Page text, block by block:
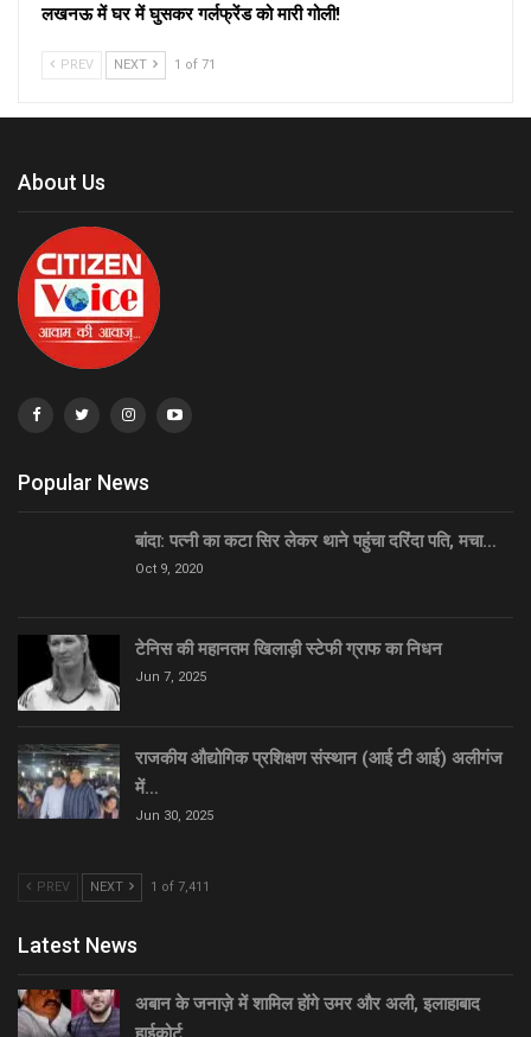
लखनऊ में घर में घुसकर गर्लफ्रेंड को मारी गोली!
PREV NEXT 1 of 71
About Us
Popular News
बांदा: पत्नी का कटा सिर लेकर थाने पहुंचा दरिंदा पति, मचा…
Oct 9, 2020
टेनिस की महानतम खिलाड़ी स्टेफी ग्राफ का निधन
Jun 7, 2025
राजकीय औद्योगिक प्रशिक्षण संस्थान (आई टी आई) अलीगंज
में…
Jun 30, 2025
PREV NEXT 1 of 7,411
Latest News
अबान के जनाज़े में शामिल होंगे उमर और अली, इलाहाबाद